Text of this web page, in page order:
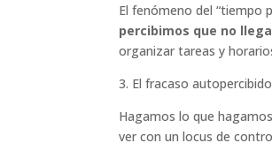
El fenómeno del “tiempo
percibimos que no
organizar tareas y
3. El fracaso autopercibido
Hagamos lo que
ver con un locus de